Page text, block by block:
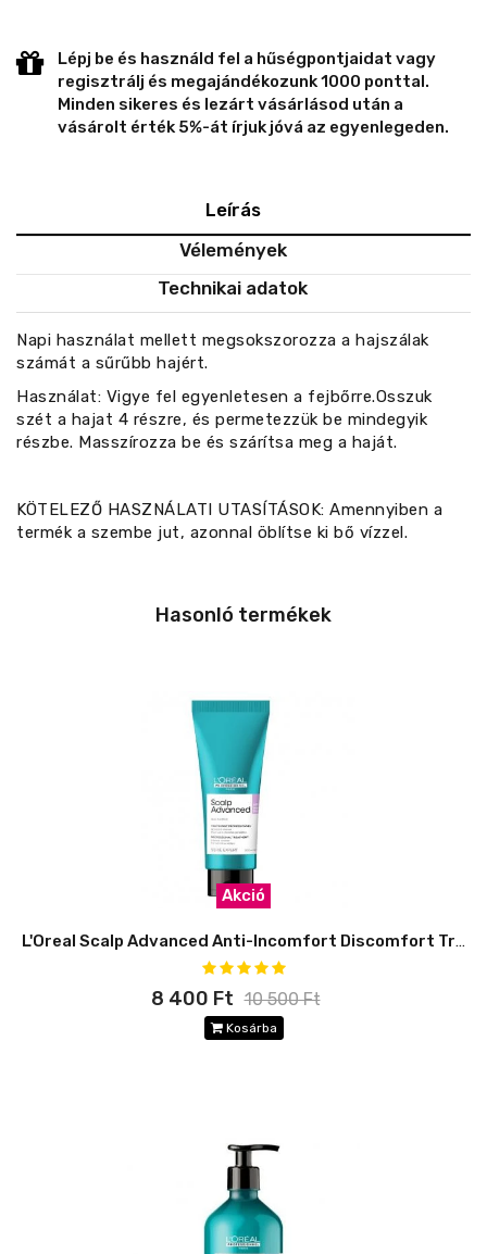
Lépj be és használd fel a hűségpontjaidat vagy
regisztrálj és megajándékozunk 1000 ponttal.
Minden sikeres és lezárt vásárlásod után a
vásárolt érték 5%-át írjuk jóvá az egyenlegeden.
Leírás
Vélemények
Technikai adatok
Napi használat mellett megsokszorozza a hajszálak
számát a sűrűbb hajért.
Használat: Vigye fel egyenletesen a fejbőrre.Osszuk
szét a hajat 4 részre, és permetezzük be mindegyik
részbe. Masszírozza be és szárítsa meg a haját.
KÖTELEZŐ HASZNÁLATI UTASÍTÁSOK: Amennyiben a
termék a szembe jut, azonnal öblítse ki bő vízzel.
Hasonló termékek
Akció
L'Oreal Scalp Advanced Anti-Incomfort Discomfort Traitment
8 400 Ft 10 500 Ft
Kosárba